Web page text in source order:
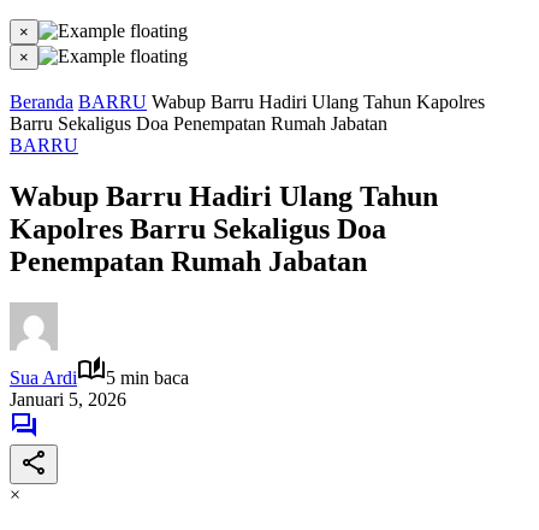
×
×
Beranda BARRU Wabup Barru Hadiri Ulang Tahun Kapolres
Barru Sekaligus Doa Penempatan Rumah Jabatan
BARRU
Wabup Barru Hadiri Ulang Tahun
Kapolres Barru Sekaligus Doa
Penempatan Rumah Jabatan
Sua Ardi
5 min baca
Januari 5, 2026
×